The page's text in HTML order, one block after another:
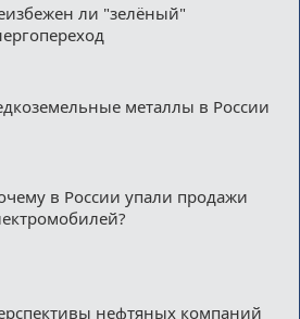
ли "зелёный"
металлы в России
в России упали продажи
нефтяных компаний